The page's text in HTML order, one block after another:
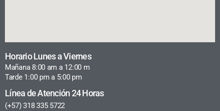
Horario Lunes a Viernes
Mañana 8:00 am a 12:00 m
Tarde 1:00 pm a 5:00 pm
Línea de Atención 24 Horas
(+57) 318 335 5722